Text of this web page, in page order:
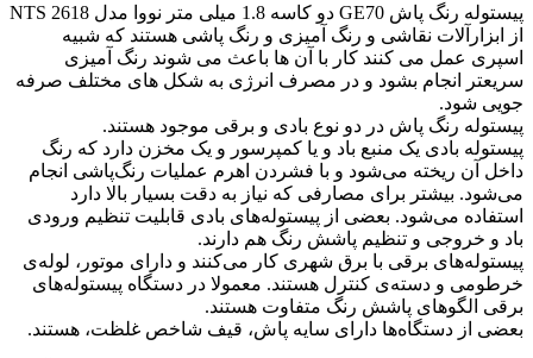
پیستوله رنگ پاش GE70 دو کاسه 1.8 میلی متر نووا مدل NTS 2618
از ابزارآلات نقاشی و رنگ آمیزی و رنگ پاشی هستند که شبیه
اسپری عمل می کنند کار با آن ها باعث می شوند رنگ آمیزی
سریعتر انجام بشود و در مصرف انرژی به شکل های مختلف صرفه
جویی شود.
پیستوله رنگ پاش در دو نوع بادی و برقی موجود هستند.
پیستوله بادی یک منبع باد و یا کمپرسور و یک مخزن دارد که رنگ
داخل آن ریخته می‌شود و با فشردن اهرم عملیات رنگ‌پاشی انجام
می‌شود. بیشتر برای مصارفی که نیاز به دقت بسیار بالا دارد
استفاده می‌شود. بعضی از پیستوله‌های بادی قابلیت تنظیم ورودی
باد و خروجی و تنظیم پاشش رنگ هم دارند.
پیستوله‌های برقی با برق شهری کار می‌کنند و دارای موتور، لوله‌ی
خرطومی و دسته‌ی کنترل هستند. معمولا در دستگاه پیستوله‌های
برقی الگوهای پاشش رنگ متفاوت هستند.
بعضی از دستگاه‌ها دارای سایه پاش، قیف شاخص غلظت، هستند.